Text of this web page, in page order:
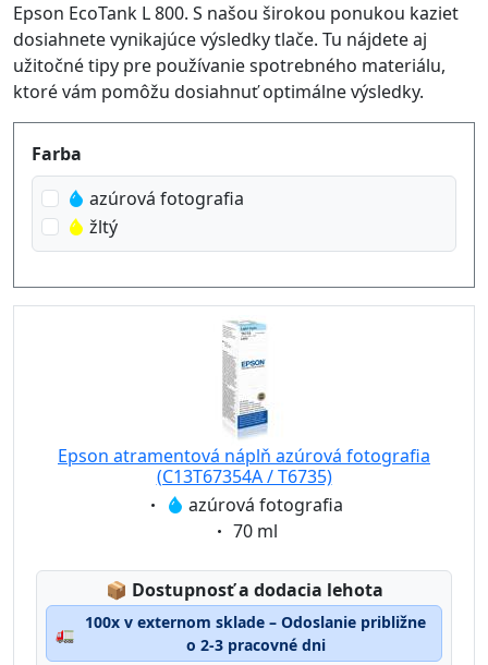
Epson EcoTank L 800. S našou širokou ponukou kaziet
dosiahnete vynikajúce výsledky tlače. Tu nájdete aj
užitočné tipy pre používanie spotrebného materiálu,
ktoré vám pomôžu dosiahnuť optimálne výsledky.
Produktfilter
Farba
azúrová fotografia
žltý
Epson atramentová náplň azúrová fotografia
(C13T67354A / T6735)
Eigenschaft:
azúrová fotografia
Eigenschaft:
70 ml
📦 Lagerstatus:
Dostupnosť a dodacia lehota
🚛
100x v externom sklade – Odoslanie približne
o 2-3 pracovné dni